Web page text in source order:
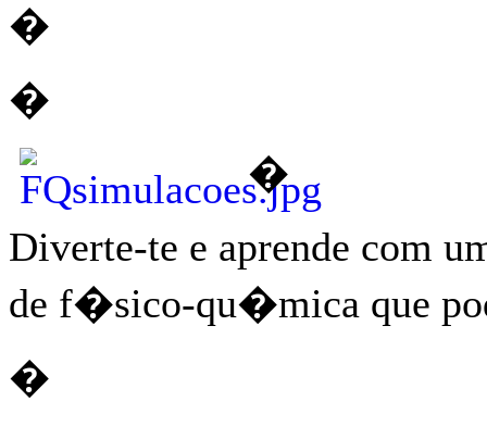
�
�
�
Diverte-te e aprende com
de f�sico-qu�mica que
�